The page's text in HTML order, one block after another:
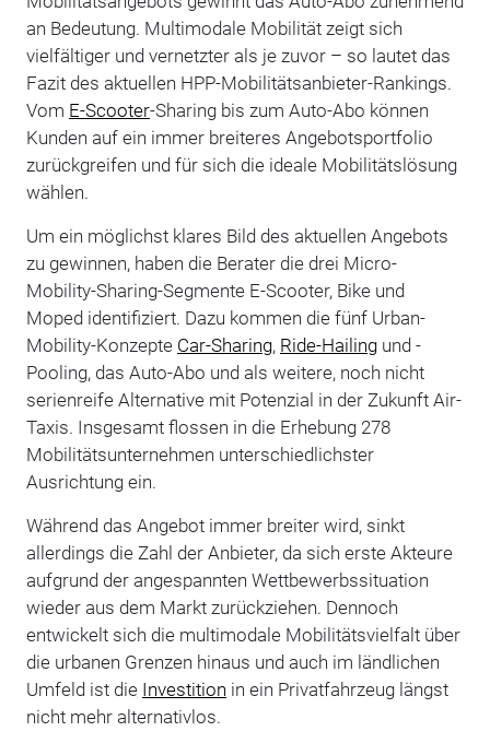
an Bedeutung. Multimodale Mobilität zeigt sich
vielfältiger und vernetzter als je zuvor – so lautet das
Fazit des aktuellen HPP-Mobilitätsanbieter-Rankings.
Vom E-Scooter-Sharing bis zum Auto-Abo können
Kunden auf ein immer breiteres Angebotsportfolio
zurückgreifen und für sich die ideale Mobilitätslösung
wählen.
Um ein möglichst klares Bild des aktuellen Angebots
zu gewinnen, haben die Berater die drei Micro-
Mobility-Sharing-Segmente E-Scooter, Bike und
Moped identifiziert. Dazu kommen die fünf Urban-
Mobility-Konzepte Car-Sharing, Ride-Hailingund -
Pooling, das Auto-Abo und als weitere, noch nicht
serienreife Alternative mit Potenzial in der Zukunft Air-
Taxis. Insgesamt flossen in die Erhebung 278
Mobilitätsunternehmen unterschiedlichster
Ausrichtung ein.
Während das Angebot immer breiter wird, sinkt
allerdings die Zahl der Anbieter, da sich erste Akteure
aufgrund der angespannten Wettbewerbssituation
wieder aus dem Markt zurückziehen. Dennoch
entwickelt sich die multimodale Mobilitätsvielfalt über
die urbanen Grenzen hinaus und auch im ländlichen
Umfeld ist die Investition in ein Privatfahrzeug längst
nicht mehr alternativlos.